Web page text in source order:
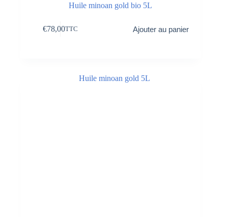
Huile minoan gold bio 5L
€78,00TTC Ajouter au panier